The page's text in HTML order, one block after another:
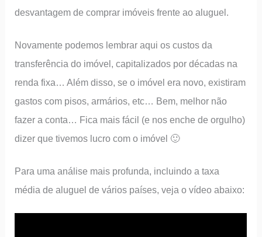
desvantagem de comprar imóveis frente ao aluguel.
Novamente podemos lembrar aqui os custos da
transferência do imóvel, capitalizados por décadas na
renda fixa… Além disso, se o imóvel era novo, existiram
gastos com pisos, armários, etc… Bem, melhor não
fazer a conta… Fica mais fácil (e nos enche de orgulho)
dizer que tivemos lucro com o imóvel 🙂
Para uma análise mais profunda, incluindo a taxa
média de aluguel de vários países, veja o vídeo abaixo: